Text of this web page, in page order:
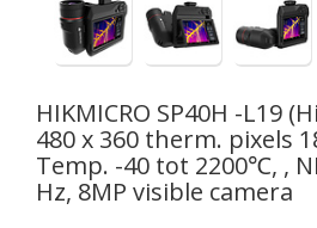
HIKMICRO SP40H -L19
480 x 360 therm. pixels
Temp. -40 tot 2200℃, ,
Hz, 8MP visible camera